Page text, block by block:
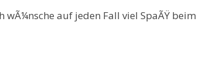
wÃ¼nsche auf jeden Fall viel SpaÃŸ beim